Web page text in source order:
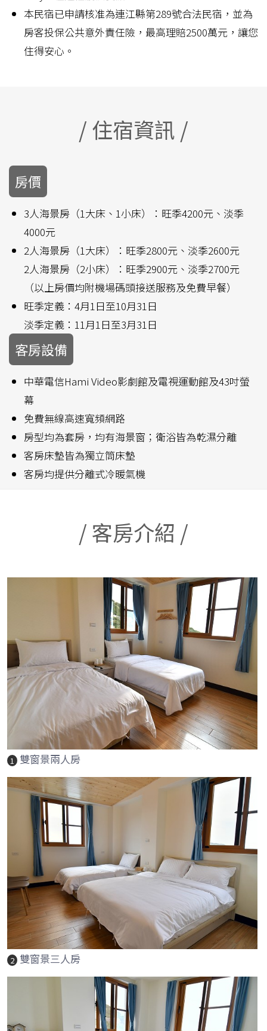
本民宿已申請核准為連江縣第289號合法民宿，並為
房客投保公共意外責任險，最高理賠2500萬元，讓您
住得安心。
/ 住宿資訊 /
房價
3人海景房（1大床、1小床）：旺季4200元、淡季
4000元
2人海景房（1大床）：旺季2800元、淡季2600元
2人海景房（2小床）：旺季2900元、淡季2700元
（以上房價均附機場碼頭接送服務及免費早餐）
旺季定義：4月1日至10月31日
淡季定義：11月1日至3月31日
客房設備
中華電信Hami Video影劇館及電視運動館及43吋螢
幕
免費無線高速寬頻網路
房型均為套房，均有海景窗；衛浴皆為乾濕分離
客房床墊皆為獨立筒床墊
客房均提供分離式冷暖氣機
/ 客房介紹 /
1 雙窗景兩人房
2 雙窗景三人房